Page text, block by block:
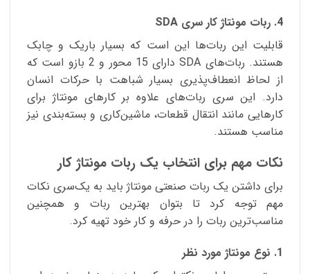
4. ربات مونتاژ کار سری SDA
قابلیت این ربات‌ها این است که بسیار باریک و چابک
هستند. ربات‌های SDA دارای 15 محور و 2 بازو است که
از لحاظ انعطاف‌پذیری بسیار شباهت با حرکات انسان
دارد. این سری ربات‌های علاوه بر کارهای مونتاژ برای
کارهایی مانند انتقال قطعات، ماشین‌کاری و بسته‌بندی نیز
مناسب هستند.
نکات مهم برای انتخاب یک ربات مونتاژ کار
برای داشتن یک ربات صنعتی مونتاژ باید به یک‌سری نکات
مهم توجه کرد تا بتوان بهترین ربات و همچنین
مناسب‌ترین ربات‌ را در حرفه و کار خود تهیه کرد.
1. نوع مونتاژ مورد نظر